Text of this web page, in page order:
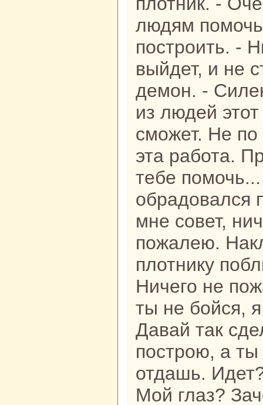
людям
построить. -
выйдет, и не
демон. -
из людей
сможет. Не
эта paбота.
тебе
обpaдовался
мне совет,
пожалею.
плотнику
Ничего не
ты не бойся,
Давай так
построю, а ты
отдашь.
Мой глаз?